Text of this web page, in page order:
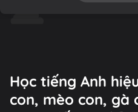
Học tiếng Anh
con, mèo con, gà